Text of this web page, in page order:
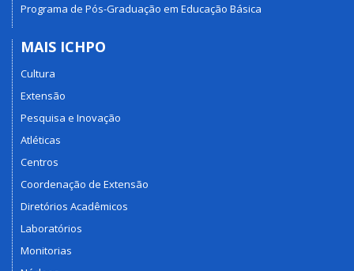
Programa de Pós-Graduação em Educação Básica
MAIS ICHPO
Cultura
Extensão
Pesquisa e Inovação
Atléticas
Centros
Coordenação de Extensão
Diretórios Acadêmicos
Laboratórios
Monitorias